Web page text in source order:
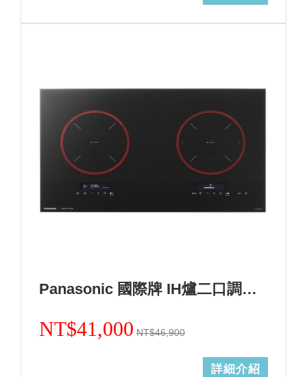
Panasonic 國際牌 IH爐二口調理爐黑色KY-A1W70-K (無安裝)
NT$41,000 NT$46,900
詳細介紹